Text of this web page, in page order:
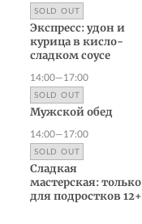
SOLD OUT
Экспресс: удон и
курица в кисло-
сладком соусе
14:00—17:00
SOLD OUT
Мужской обед
14:00—17:00
SOLD OUT
Сладкая
мастерская: только
для подростков 12+